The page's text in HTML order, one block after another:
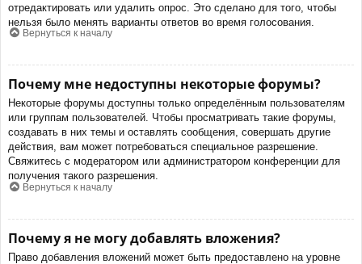
отредактировать или удалить опрос. Это сделано для того, чтобы
нельзя было менять варианты ответов во время голосования.
Вернуться к началу
Почему мне недоступны некоторые форумы?
Некоторые форумы доступны только определённым пользователям
или группам пользователей. Чтобы просматривать такие форумы,
создавать в них темы и оставлять сообщения, совершать другие
действия, вам может потребоваться специальное разрешение.
Свяжитесь с модератором или администратором конференции для
получения такого разрешения.
Вернуться к началу
Почему я не могу добавлять вложения?
Право добавления вложений может быть предоставлено на уровне